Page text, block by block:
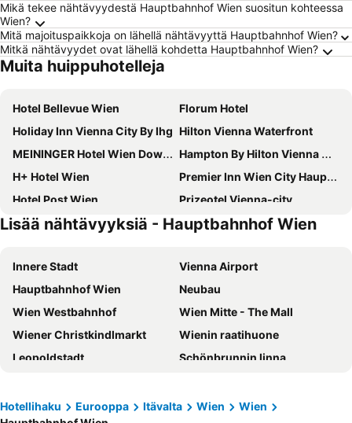
Mikä tekee nähtävyydestä Hauptbahnhof Wien suositun kohteessa
Wien?
Mitä majoituspaikkoja on lähellä nähtävyyttä Hauptbahnhof Wien?
Mitkä nähtävyydet ovat lähellä kohdetta Hauptbahnhof Wien?
Muita huippuhotelleja
Hotel Bellevue Wien
Florum Hotel
Holiday Inn Vienna City By Ihg Hilton Vienna Waterfront
MEININGER Hotel Wien Downtown Franz
Hampton By Hilton Vienna City West
H+ Hotel Wien
Premier Inn Wien City Hauptbahnhof
Hotel Post Wien
Prizeotel Vienna-city
Appartement-Hotel an der Riemergasse
Hotel Enziana Wien
Melia Vienna
Leonardo Hotel Vienna Hauptbahnhof
Austria Trend Parkhotel Schoenbrunn
Der Wilhelmshof
Hotel Kaiserin Elisabeth
Jaz In The City Vienna
Ruby Lissi Hotel Vienna by IHG
Hilton Vienna Park
MOOONS
ibis Wien Mariahilf
Clarion Hotel Vienna South
JUFA Hotel Wien City
Lisää nähtävyyksiä - Hauptbahnhof Wien
Innere Stadt
Vienna Airport
Hauptbahnhof Wien
Neubau
Wien Westbahnhof
Wien Mitte - The Mall
Wiener Christkindlmarkt
Wienin raatihuone
Leopoldstadt
Schönbrunnin linna
Raatihuoneen puisto
Stephansdom
Hotellihaku Eurooppa Itävalta Wien
Wien